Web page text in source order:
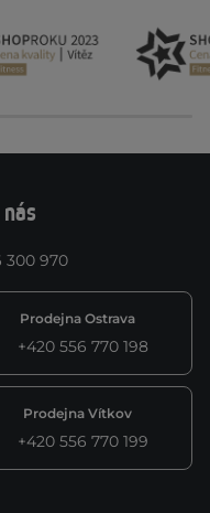
300 970
Prodejna Ostrava
+420 556 770 198
Prodejna Vítkov
+420 556 770 199